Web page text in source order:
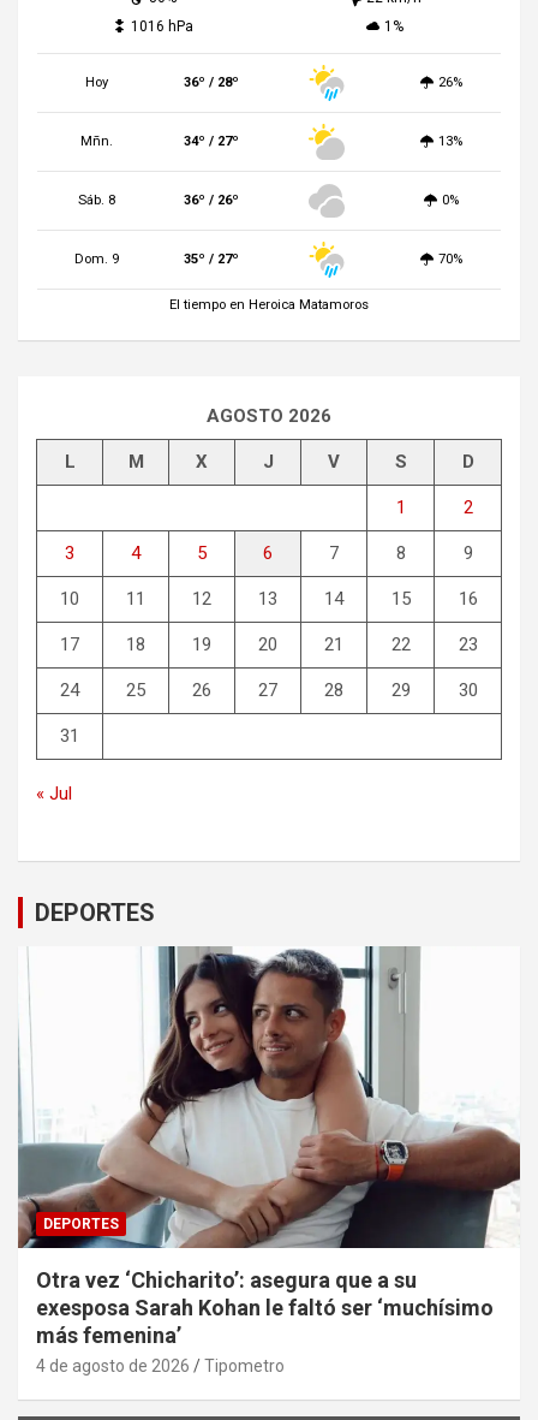
1016 hPa
1%
Hoy 36º / 28º 26%
Mñn. 34º / 27º 13%
Sáb. 8 36º / 26º 0%
Dom. 9 35º / 27º 70%
El tiempo en Heroica Matamoros
AGOSTO 2026
L M X J V S D
1 2
3 4 5 6 7 8 9
10 11 12 13 14 15 16
17 18 19 20 21 22 23
24 25 26 27 28 29 30
31
« Jul
DEPORTES
DEPORTES
Otra vez ‘Chicharito’: asegura que a su
exesposa Sarah Kohan le faltó ser ‘muchísimo
más femenina’
4 de agosto de 2026 Tipometro